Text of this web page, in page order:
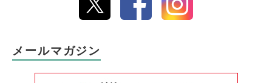
メールマガジン